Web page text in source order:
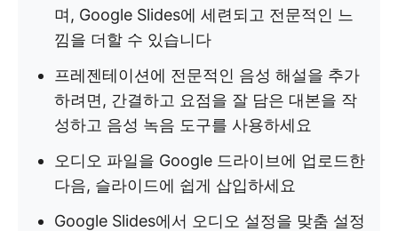
며, Google Slides에 세련되고 전문적인 느
낌을 더할 수 있습니다
프레젠테이션에 전문적인 음성 해설을 추가
하려면, 간결하고 요점을 잘 담은 대본을 작
성하고 음성 녹음 도구를 사용하세요
오디오 파일을 Google 드라이브에 업로드한
다음, 슬라이드에 쉽게 삽입하세요
Google Slides에서 오디오 설정을 맞춤 설정